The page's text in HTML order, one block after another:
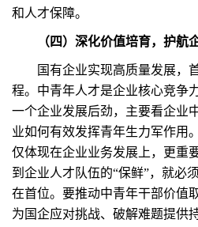
和人才保障。
（四）深化价值培育，护航
国有企业实现高质量发展，首
程。中青年人才是企业核心竞争
一个企业发展后劲，主要看企业
业如何有效发挥青年生力军作用
仅体现在企业业务发展上，更重
到企业人才队伍的“保鲜”，就必
在首位。要推动中青年干部价值
为国企应对挑战、破解难题提供